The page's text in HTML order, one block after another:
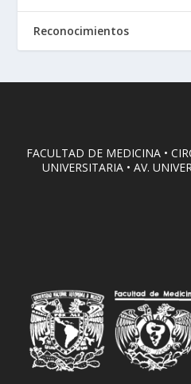
Reconocimientos
FACULTAD DE MEDICINA •
UNIVERSITARIA • AV.